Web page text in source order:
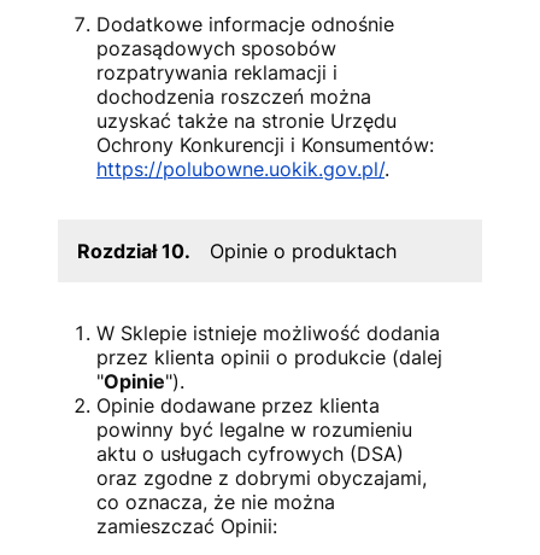
Dodatkowe informacje odnośnie
pozasądowych sposobów
rozpatrywania reklamacji i
dochodzenia roszczeń można
uzyskać także na stronie Urzędu
Ochrony Konkurencji i Konsumentów:
https://polubowne.uokik.gov.pl/.
Rozdział 10. Opinie o produktach
W Sklepie istnieje możliwość dodania
przez klienta opinii o produkcie (dalej
"Opinie").
Opinie dodawane przez klienta
powinny być legalne w rozumieniu
aktu o usługach cyfrowych (DSA)
oraz zgodne z dobrymi obyczajami,
co oznacza, że nie można
zamieszczać Opinii: